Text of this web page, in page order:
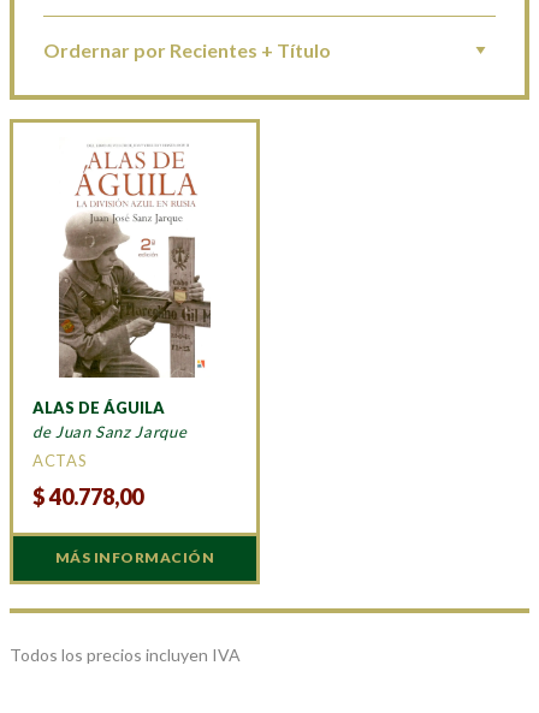
ALAS DE ÁGUILA
de Juan Sanz Jarque
ACTAS
$40.778,00
MÁS INFORMACIÓN
Todos los precios incluyen IVA